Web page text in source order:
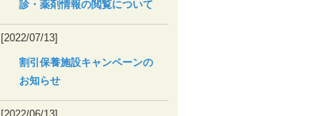
診・薬剤情報の閲覧について
[2022/07/13]
割引保養施設キャンペーンの
お知らせ